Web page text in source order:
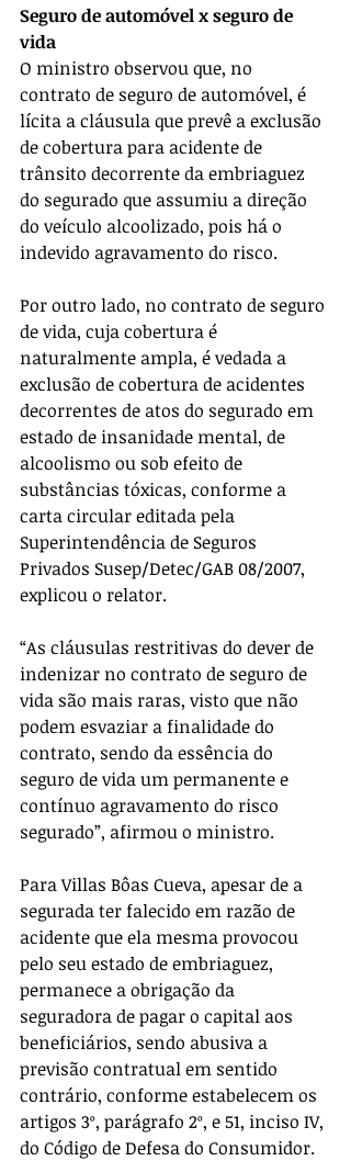
Seguro de automóvel x seguro de
vida
O ministro observou que, no
contrato de seguro de automóvel, é
lícita a cláusula que prevê a exclusão
de cobertura para acidente de
trânsito decorrente da embriaguez
do segurado que assumiu a direção
do veículo alcoolizado, pois há o
indevido agravamento do risco.
Por outro lado, no contrato de seguro
de vida, cuja cobertura é
naturalmente ampla, é vedada a
exclusão de cobertura de acidentes
decorrentes de atos do segurado em
estado de insanidade mental, de
alcoolismo ou sob efeito de
substâncias tóxicas, conforme a
carta circular editada pela
Superintendência de Seguros
Privados Susep/Detec/GAB 08/2007,
explicou o relator.
“As cláusulas restritivas do dever de
indenizar no contrato de seguro de
vida são mais raras, visto que não
podem esvaziar a finalidade do
contrato, sendo da essência do
seguro de vida um permanente e
contínuo agravamento do risco
segurado”, afirmou o ministro.
Para Villas Bôas Cueva, apesar de a
segurada ter falecido em razão de
acidente que ela mesma provocou
pelo seu estado de embriaguez,
permanece a obrigação da
seguradora de pagar o capital aos
beneficiários, sendo abusiva a
previsão contratual em sentido
contrário, conforme estabelecem os
artigos 3º, parágrafo 2º, e 51, inciso IV,
do Código de Defesa do Consumidor.